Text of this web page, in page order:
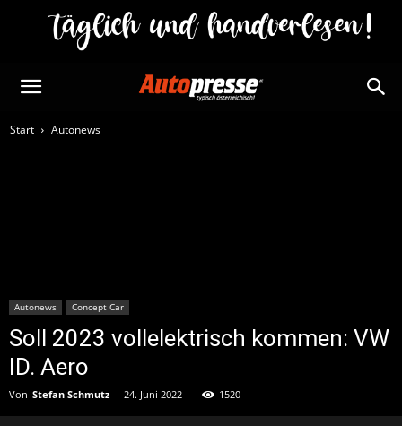
Start Autonews
Autonews Concept Car
Soll 2023 vollelektrisch kommen: VW
ID. Aero
Von Stefan Schmutz - 24. Juni 2022 1520